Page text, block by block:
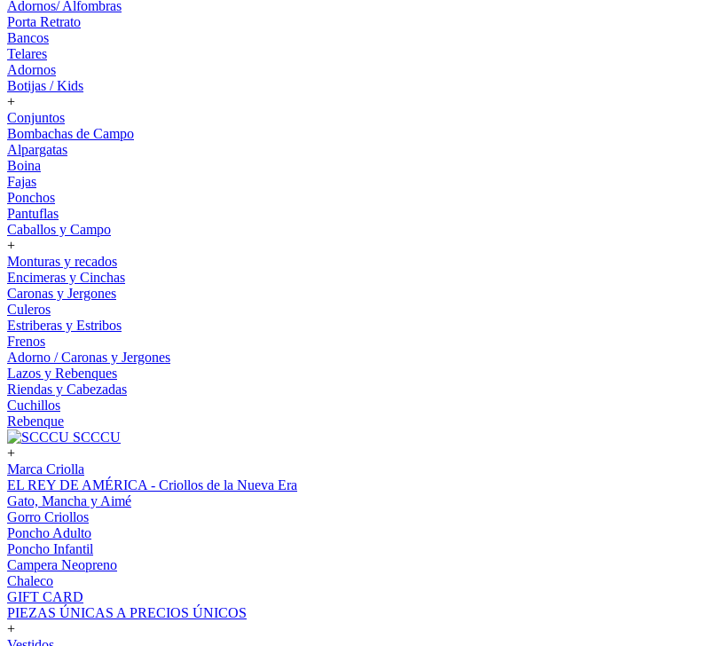
Adornos/ Alfombras
Porta Retrato
Bancos
Telares
Adornos
Botijas / Kids
+
Conjuntos
Bombachas de Campo
Alpargatas
Boina
Fajas
Ponchos
Pantuflas
Caballos y Campo
+
Monturas y recados
Encimeras y Cinchas
Caronas y Jergones
Culeros
Estriberas y Estribos
Frenos
Adorno / Caronas y Jergones
Lazos y Rebenques
Riendas y Cabezadas
Cuchillos
Rebenque
SCCCU
+
Marca Criolla
EL REY DE AMÉRICA - Criollos de la Nueva Era
Gato, Mancha y Aimé
Gorro Criollos
Poncho Adulto
Poncho Infantil
Campera Neopreno
Chaleco
GIFT CARD
PIEZAS ÚNICAS A PRECIOS ÚNICOS
+